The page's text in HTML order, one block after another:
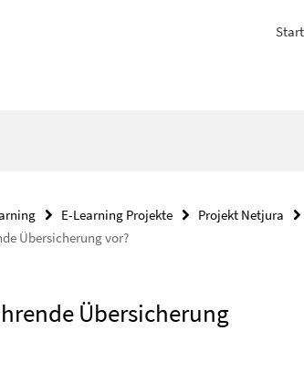
E-Learning Projekte Projekt Netjura
Übersicherung vor?
Übersicherung